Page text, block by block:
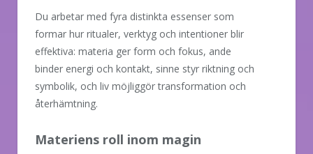
Du arbetar med fyra distinkta essenser som
formar hur ritualer, verktyg och intentioner blir
effektiva: materia ger form och fokus, ande
binder energi och kontakt, sinne styr riktning och
symbolik, och liv möjliggör transformation och
återhämtning.
Materiens roll inom magin